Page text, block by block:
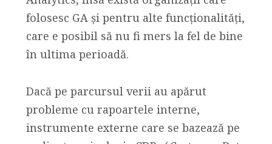
folosesc GA și pentru alte funcționalități,
care e posibil să nu fi mers la fel de bine
în ultima perioadă.
Dacă pe parcursul verii au apărut
probleme cu rapoartele interne,
instrumente externe care se bazează pe